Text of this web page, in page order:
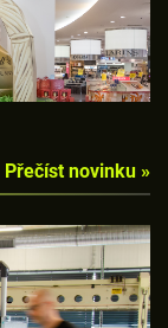
Přečíst novinku »